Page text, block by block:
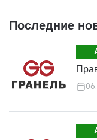
Последние